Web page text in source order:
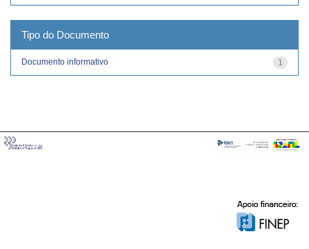
Tipo do Documento
1
Documento informativo